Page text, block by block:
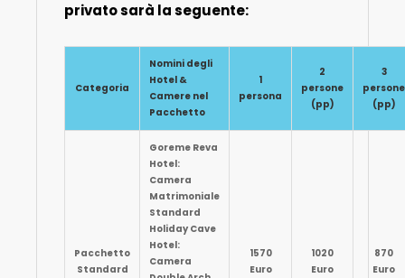
privato sarà la seguente:
Categoria
Nomini degli
Hotel &
Camere nel
Pacchetto
1
persona
2
persone
(pp)
3
persone
(pp)
Pacchetto
Standard
Goreme Reva
Hotel:
Camera
Matrimoniale
Standard
Holiday Cave
Hotel:
Camera
1570
Euro
1020
Euro
870
Euro